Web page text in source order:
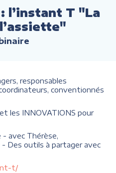
l’instant T "La
responsables
conventionnés
les INNOVATIONS pour
avec Thérèse,
Des outils à partager avec
t/